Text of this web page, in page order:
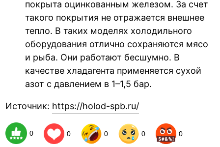
покрыта оцинкованным железом. За счет
такого покрытия не отражается внешнее
тепло. В таких моделях холодильного
оборудования отлично сохраняются мясо
и рыба. Они работают бесшумно. В
качестве хладагента применяется сухой
азот с давлением в 1–1,5 бар.
Источник: https://holod-spb.ru/
0 0 0 0 0